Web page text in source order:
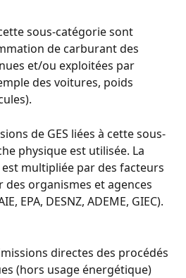
sous-catégorie sont
de carburant des
et/ou exploitées par
des voitures, poids
de GES liées à cette sous-
physique est utilisée. La
multipliée par des facteurs
des organismes et agences
EPA, DESNZ, ADEME, GIEC).
directes des procédés
(hors usage énergétique)